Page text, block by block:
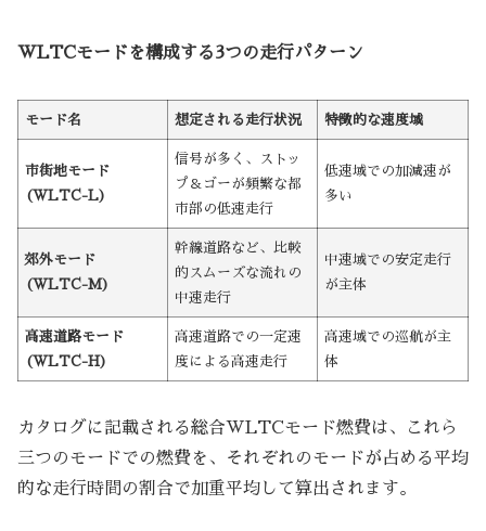
WLTCモードを構成する3つの走行パターン
モード名 想定される走行状況 特徴的な速度域
市街地モード
(WLTC-L)
信号が多く、ストッ
プ＆ゴーが頻繁な都
市部の低速走行
低速域での加減速が
多い
郊外モード
(WLTC-M)
幹線道路など、比較
的スムーズな流れの
中速走行
中速域での安定走行
が主体
高速道路モード
(WLTC-H)
高速道路での一定速
度による高速走行
高速域での巡航が主
体
カタログに記載される総合WLTCモード燃費は、これら
三つのモードでの燃費を、それぞれのモードが占める平均
的な走行時間の割合で加重平均して算出されます。